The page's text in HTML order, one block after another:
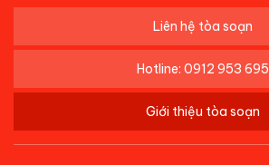
Liên hệ tòa soạn
Hotline: 0912 953 695
Giới thiệu tòa soạn